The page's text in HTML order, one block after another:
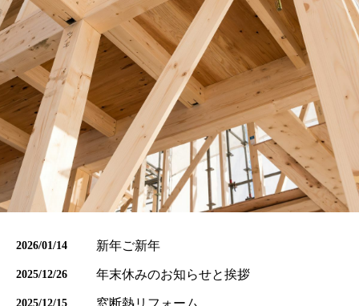
トイレリフォーム
洗面所リフォーム
浴室リフォーム
耐震補強工事
2026/01/14 新年ご新年
2025/12/26 年末休みのお知らせと挨拶
2025/12/15 窓断熱リフォーム